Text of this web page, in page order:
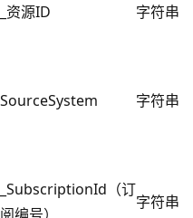
_资源ID
字符串
SourceSystem 字符串
_SubscriptionId（订
阅编号）
字符串